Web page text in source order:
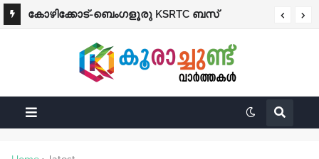
കോഴിക്കോട്-ബെംഗളൂരു KSRTC ബസ്
ഡ്രൈവർക്കും കണ്ടക്ടർക്കും ദാരുണാന്ത്യം
പ്രൊഫഷണൽ കോളെജുകൾ ഒഴികെ